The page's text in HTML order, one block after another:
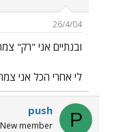
26/4/04
ובנתיים אני "רק"
לי אחרי הכל אני צמחונית
P
push
New member